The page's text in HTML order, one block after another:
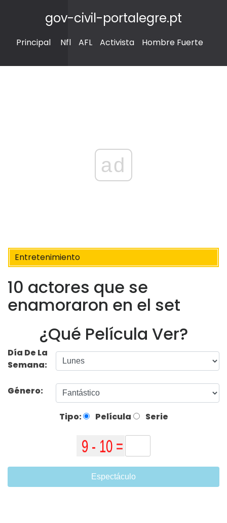
gov-civil-portalegre.pt
Principal Nfl AFL Activista Hombre Fuerte
ad
Entretenimiento
10 actores que se
enamoraron en el set
¿Qué Película Ver?
Día De La
Semana:
Género:
Tipo: Película Serie
Espectáculo